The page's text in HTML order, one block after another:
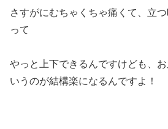
さすがにむちゃくちゃ痛くて、立
って
やっと上下できるんですけども、
いうのが結構楽になるんですよ！